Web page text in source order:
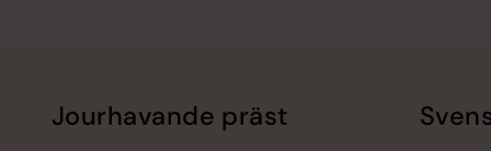
Jourhavande präst